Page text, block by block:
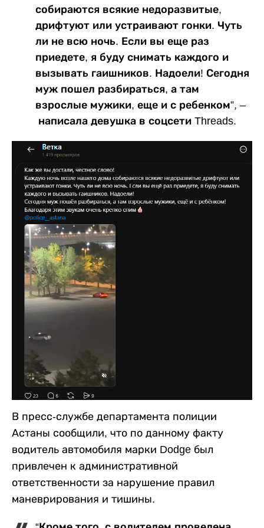
собираются всякие недоразвитые,
дрифтуют или устраивают гонки. Чуть
ли не всю ночь. Если вы еще раз
приедете, я буду снимать каждого и
вызывать гаишников. Надоели! Сегодня
муж пошел разбираться, а там
взрослые мужики, еще и с ребенком”, –
написала девушка в соцсети Threads.
В пресс-службе департамента полиции
Астаны сообщили, что по данному факту
водитель автомобиля марки Dodge был
привлечен к административной
ответственности за нарушение правил
маневрирования и тишины.